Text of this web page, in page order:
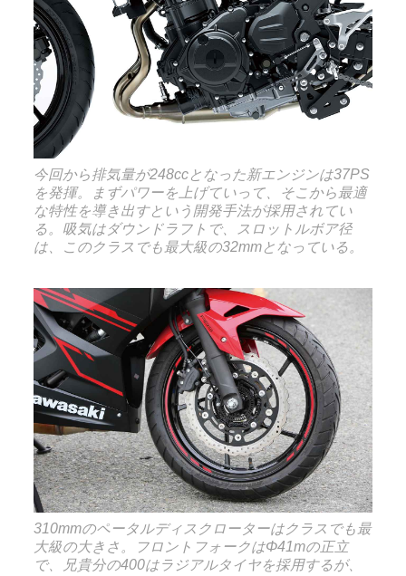
今回から排気量が248ccとなった新エンジンは37PS
を発揮。まずパワーを上げていって、そこから最適
な特性を導き出すという開発手法が採用されてい
る。吸気はダウンドラフトで、スロットルボア径
は、このクラスでも最大級の32mmとなっている。
310mmのペータルディスクローターはクラスでも最
大級の大きさ。フロントフォークはΦ41mの正立
で、兄貴分の400はラジアルタイヤを採用するが、